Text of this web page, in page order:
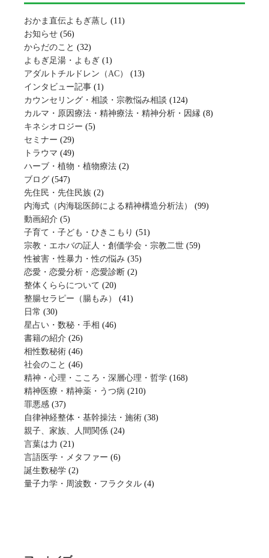
おかま直伝よもぎ蒸し (11)
お知らせ (56)
からだのこと (32)
よもぎ足湯・よもぎ (1)
アダルトチルドレン（AC）
(13)
インタビュー記事 (1)
カウンセリング・相談・宗教悩み相談 (124)
カルマ・原因療法・精神療法・精神分析・因縁 (8)
キネシオロジー (5)
セミナー (29)
トラウマ (49)
ハーブ・植物・植物療法 (2)
ブログ (547)
先住民・先住民族 (2)
内海式（内海聡医師による精神構造分析法）
(99)
動画紹介 (5)
子育て・子ども・ひきこもり (51)
宗教・エホバの証人・創価学会・宗教二世 (59)
性被害・性暴力・性の悩み (35)
恋愛・恋愛分析・恋愛診断 (2)
整体くららについて (20)
整腸セラピー（腸もみ）
(41)
日常 (30)
星占い・数秘・手相 (46)
書籍の紹介 (26)
相性数秘術 (46)
社会のこと (46)
精神・心理・こころ・深層心理・哲学 (168)
精神医療・精神薬・うつ病 (210)
罪悪感 (37)
自律神経整体・基幹操法・施術 (38)
親子、家族、人間関係 (24)
言葉は力 (21)
言語医学・メタファー (6)
誕生数秘学 (2)
量子力学・周波数・フラクタル (4)